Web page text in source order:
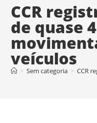
CCR
de quase
veículos
> Sem categoria > CCR